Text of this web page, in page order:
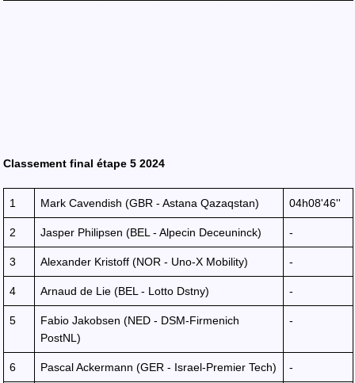
Classement final étape 5 2024
1 Mark Cavendish (GBR - Astana Qazaqstan) 04h08'46''
2 Jasper Philipsen (BEL - Alpecin Deceuninck) -
3 Alexander Kristoff (NOR - Uno-X Mobility) -
4 Arnaud de Lie (BEL - Lotto Dstny) -
5
Fabio Jakobsen (NED - DSM-Firmenich
PostNL)
-
6 Pascal Ackermann (GER - Israel-Premier Tech) -